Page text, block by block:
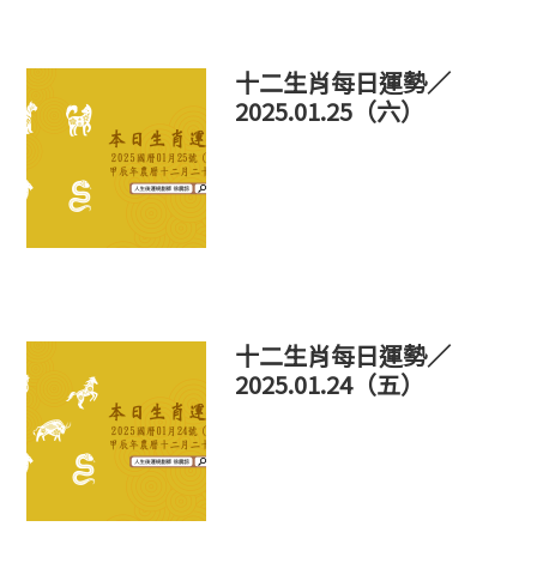
十二生肖每日運勢／
2025.01.25（六）
十二生肖每日運勢／
2025.01.24（五）